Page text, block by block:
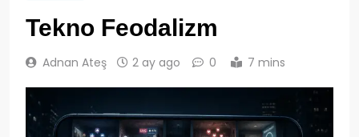
Tekno Feodalizm
Adnan Ateş 2 ay ago 0 7 mins